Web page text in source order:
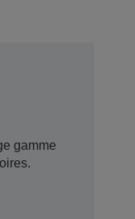
gamme